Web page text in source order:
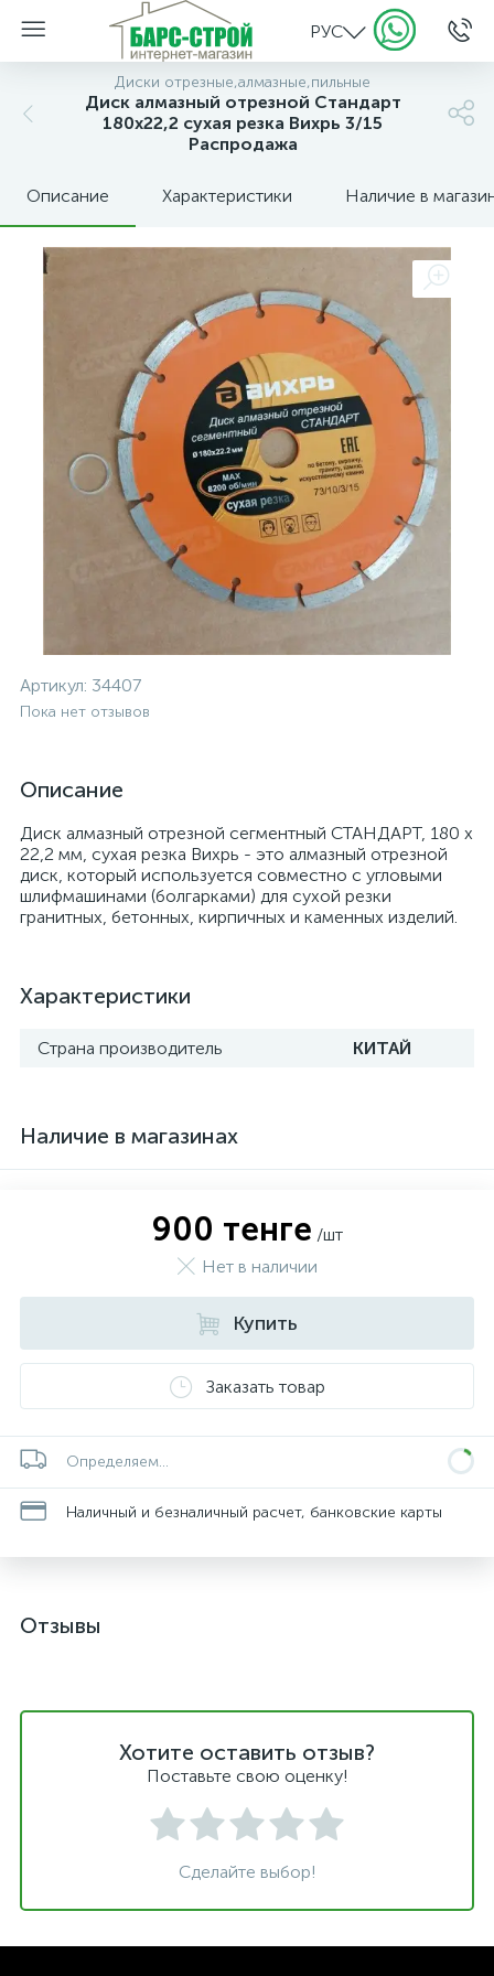
РУС
Диски отрезные,алмазные,пильные
Диск алмазный отрезной Стандарт
180х22,2 cухая резка Вихрь 3/15
Распродажа
Описание Характеристики Наличие в
Артикул: 34407
Пока нет отзывов
Описание
Диск алмазный отрезной сегментный СТАНДАРТ, 180 х
22,2 мм, сухая резка Вихрь - это алмазный отрезной
диск, который используется совместно с угловыми
шлифмашинами (болгарками) для сухой резки
гранитных, бетонных, кирпичных и каменных изделий.
Характеристики
Страна производитель КИТАЙ
Наличие в магазинах
900 тенге /шт
Нет в наличии
Купить
Заказать товар
Определяем...
Наличный и безналичный расчет, банковские карты
Отзывы
Хотите оставить отзыв?
Поставьте свою оценку!
Сделайте выбор!